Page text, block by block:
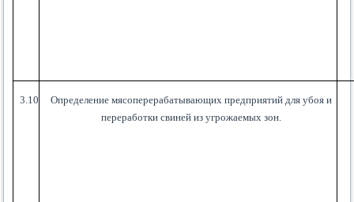
3.10
Определение мясоперерабатывающих предприятий для убоя и
переработки свиней из угрожаемых зон.